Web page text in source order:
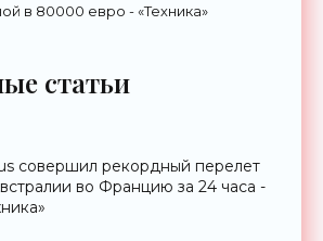
в 80000 евро - «Техника»
статьи
совершил рекордный перелет
во Францию за 24 часа -